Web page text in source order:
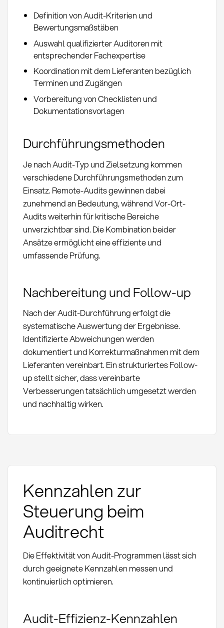
Definition von Audit-Kriterien und
Bewertungsmaßstäben
Auswahl qualifizierter Auditoren mit
entsprechender Fachexpertise
Koordination mit dem Lieferanten bezüglich
Terminen und Zugängen
Vorbereitung von Checklisten und
Dokumentationsvorlagen
Durchführungsmethoden
Je nach Audit-Typ und Zielsetzung kommen
verschiedene Durchführungsmethoden zum
Einsatz. Remote-Audits gewinnen dabei
zunehmend an Bedeutung, während Vor-Ort-
Audits weiterhin für kritische Bereiche
unverzichtbar sind. Die Kombination beider
Ansätze ermöglicht eine effiziente und
umfassende Prüfung.
Nachbereitung und Follow-up
Nach der Audit-Durchführung erfolgt die
systematische Auswertung der Ergebnisse.
Identifizierte Abweichungen werden
dokumentiert und Korrekturmaßnahmen mit dem
Lieferanten vereinbart. Ein strukturiertes Follow-
up stellt sicher, dass vereinbarte
Verbesserungen tatsächlich umgesetzt werden
und nachhaltig wirken.
Kennzahlen zur
Steuerung beim
Auditrecht
Die Effektivität von Audit-Programmen lässt sich
durch geeignete Kennzahlen messen und
kontinuierlich optimieren.
Audit-Effizienz-Kennzahlen